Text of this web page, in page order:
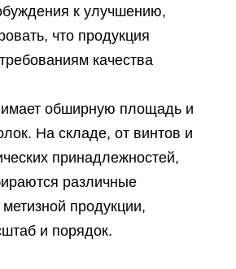
к улучшению,
что продукция
качества
обширную площадь и
На складе, от винтов и
принадлежностей,
различные
продукции,
и порядок.